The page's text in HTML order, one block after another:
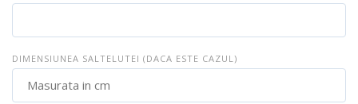
DIMENSIUNEA SALTELUTEI (DACA ESTE CAZUL)